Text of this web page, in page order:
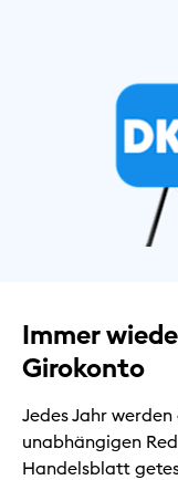
Immer
Girokonto
Jedes Jahr
unabhängigen
Handelsblatt